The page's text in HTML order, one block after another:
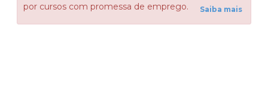
por cursos com promessa de emprego.
Saiba mais